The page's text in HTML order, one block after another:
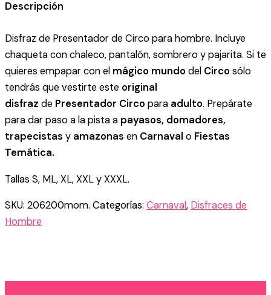
cantidad
Descripción
Disfraz de Presentador de Circo para hombre. Incluye
chaqueta con chaleco, pantalón, sombrero y pajarita. Si te
quieres empapar con el mágico mundo del Circo sólo
tendrás que vestirte este original
disfraz de Presentador Circo para adulto. Prepárate
para dar paso a la pista a payasos, domadores,
trapecistas y amazonas en Carnaval o Fiestas
Temática.
Tallas S, ML, XL, XXL y XXXL.
SKU: 206200mom. Categorías: Carnaval, Disfraces de
Hombre